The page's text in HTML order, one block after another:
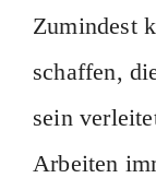
Zumindest
schaffen,
sein
Arbeiten